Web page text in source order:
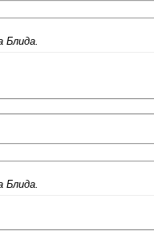
Блида.
Блида.